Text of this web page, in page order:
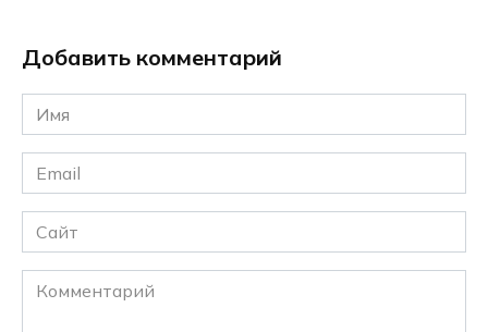
Добавить комментарий
Имя
*
Email
*
Сайт
Комментарий